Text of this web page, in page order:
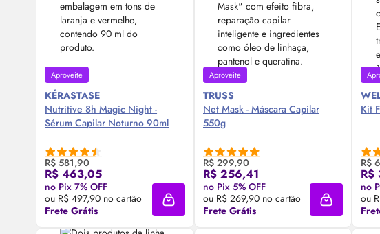
Aproveite
KÉRASTASE
Nutritive 8h Magic Night -
Sérum Capilar Noturno 90ml
R$ 581,90
R$ 463,05
no Pix 7% OFF
ou R$ 497,90 no cartão
Frete Grátis
Compre Agora ❯
Adicionar à sacola
Aproveite
TRUSS
Net Mask - Máscara Capilar
550g
R$ 299,90
R$ 256,41
no Pix 5% OFF
ou R$ 269,90 no cartão
Frete Grátis
Compre Agora ❯
Adicionar à
Kit
R$
R$
no
ou